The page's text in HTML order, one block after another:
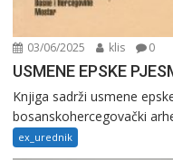
03/06/2025 klis 0
USMENE EPSKE
Knjiga sadrži usmene
bosanskohercegovački
ex_urednik